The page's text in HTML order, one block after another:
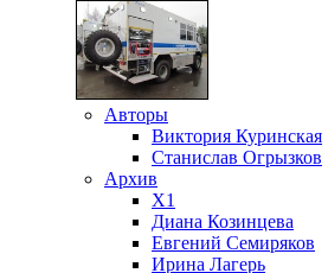
Авторы
Виктория Куринская
Станислав Огрызков
Архив
X1
Диана Козинцева
Евгений Семиряков
Ирина Лагерь